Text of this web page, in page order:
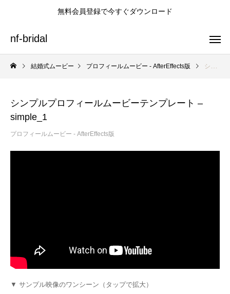
無料会員登録で今すぐダウンロード
nf-bridal
ート – lovetube
ト – weddingerion
ービーテンプレート – illust
結婚式ムービー プロフィールムービー - AfterEffects版 シンプルプロフィールムービーテンプレート – simple_1
シンプルプロフィールムービーテンプレート –
simple_1
プロフィールムービー - AfterEffects版
▼ サンプル映像のワンシーン（タップで拡大）